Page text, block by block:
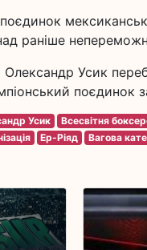
раніше
Усик
поєдинок
Усик Всесвітня
Ер-Ріяд Вагова